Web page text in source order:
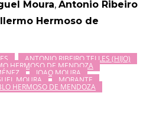
Moura, Antonio Ribeiro
Hermoso de
ANTONIO RIBEIRO TELLES (HIJO)
HERMOSO DE MENDOZA
JOAO MOURA
MOURA MORANTE
HERMOSO DE MENDOZA